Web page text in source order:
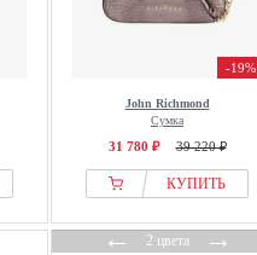
-19%
John Richmond
Сумка
31 780 ₽ 39 220 ₽
КУПИТЬ
←2 цвета→